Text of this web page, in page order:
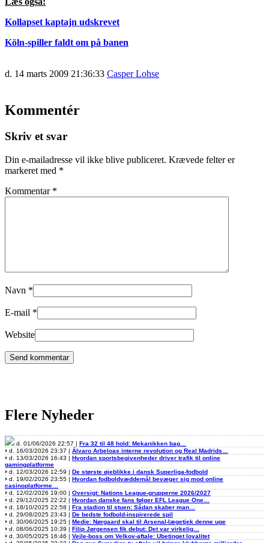
Kollapset kaptajn udskrevet
Köln-spiller faldt om på banen
d. 14 marts 2009 21:36:33 Casper Lohse
Kommentér
Skriv et svar
Din e-mailadresse vil ikke blive publiceret. Krævede felter er
markeret med *
Kommentar *
Navn *
E-mail *
Website
Flere Nyheder
d. 01/06/2026 22:57 | Fra 32 til 48 hold: Mekanikken bag…
d. 16/03/2026 23:37 | Álvaro Arbeloas interne revolution og Real Madrids…
d. 13/03/2026 16:43 | Hvordan sportsbegivenheder driver trafik til online
gamingplatforme
d. 12/03/2026 12:59 | De største øjeblikke i dansk Superliga-fodbold
d. 19/02/2026 23:55 | Hvordan fodboldvæddemål bevæger sig mod online
casinoplatforme…
d. 12/02/2026 19:00 | Oversigt: Nations League-grupperne 2026/2027
d. 29/12/2025 22:22 | Hvordan danske fans følger EFL League One…
d. 18/10/2025 22:58 | Fra stadion til stuen: Sådan skaber man…
d. 29/08/2025 23:43 | De bedste fodbold-inspirerede spil
d. 30/06/2025 19:25 | Medie: Nørgaard skal til Arsenal-lægetjek denne uge
d. 08/06/2025 10:39 | Filip Jørgensen fik debut: Det var virkelig…
d. 30/05/2025 16:46 | Vejle-boss om Velkov-aftale: Ubetinget loyalitet